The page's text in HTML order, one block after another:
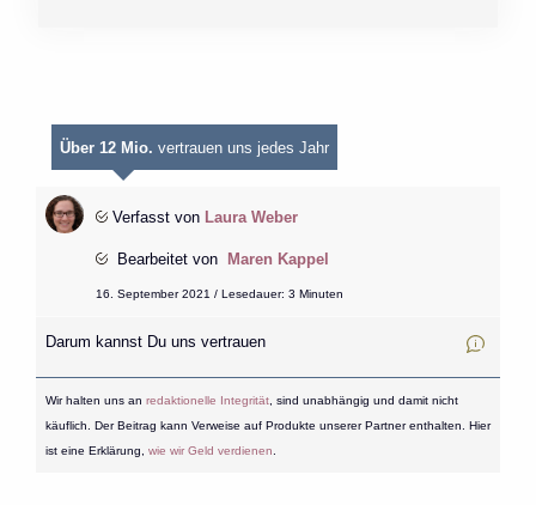
Über 12 Mio. vertrauen uns jedes Jahr
Verfasst von Laura Weber
Bearbeitet von Maren Kappel
16. September 2021 / Lesedauer: 3 Minuten
Darum kannst Du uns vertrauen
Wir halten uns an redaktionelle Integrität, sind unabhängig und damit nicht
käuflich. Der Beitrag kann Verweise auf Produkte unserer Partner enthalten. Hier
ist eine Erklärung, wie wir Geld verdienen